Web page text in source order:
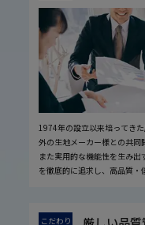
1974年の設立以来培ってき
外の生地メーカー様との共同
また実用的な機能性を生み
を徹底的に追求し、高品質・
こだわり